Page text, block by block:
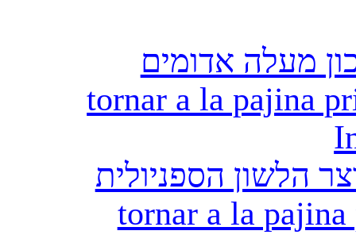
מעלה אדומים
tornar a la pajina
הלשון הספניולית
tornar a la